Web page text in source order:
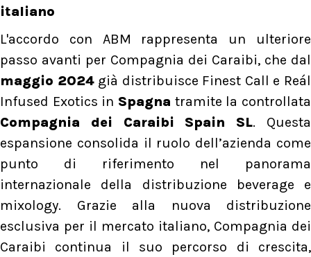
italiano
L'accordo con ABM rappresenta un ulteriore
passo avanti per Compagnia dei Caraibi, che dal
maggio 2024già distribuisce Finest Call e Reál
Infused Exotics in Spagna tramite la controllata
Compagnia dei Caraibi Spain SL. Questa
espansione consolida il ruolo dell’azienda come
punto di riferimento nel panorama
internazionale della distribuzione beverage e
mixology. Grazie alla nuova distribuzione
esclusiva per il mercato italiano, Compagnia dei
Caraibi continua il suo percorso di crescita,